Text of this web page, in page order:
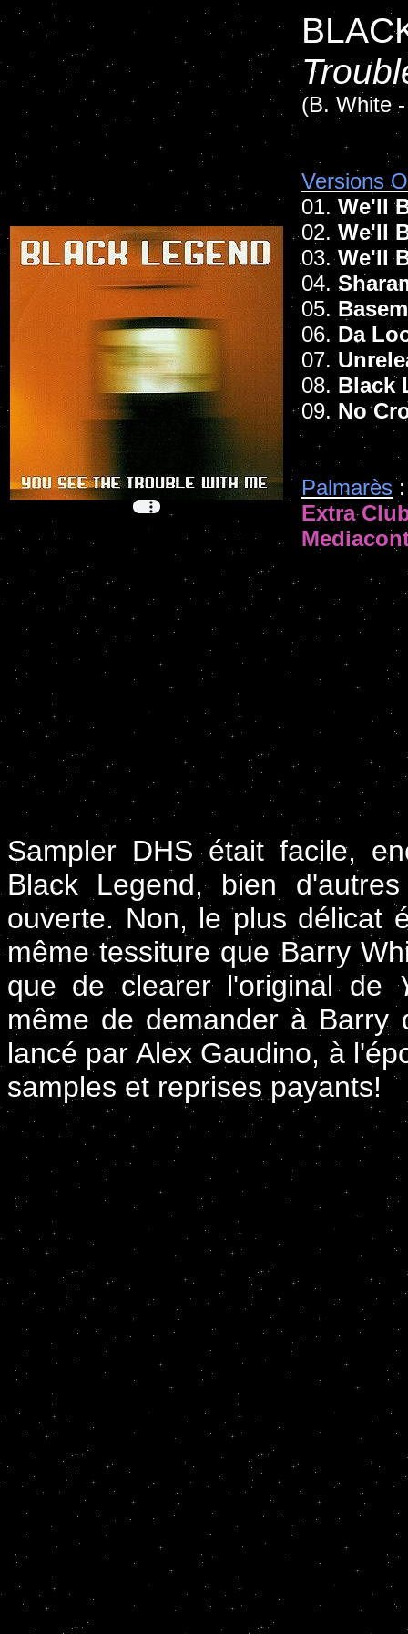
(B. White
Versions
01. We'll
02. We'll
03.We'll
04.
05.
06. Da
07.
08. Black
09. No
Palmarès :
Extra
Sampler DHS était facile,
Black Legend, bien
ouverte. Non, le plus délicat
même tessiture que Barry
que de clearer l'original de
même de demander à Barry
lancé par Alex Gaudino, à
samples et reprises payants!